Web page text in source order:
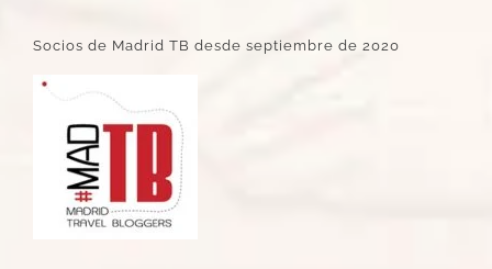
Socios de Madrid TB desde septiembre de 2020